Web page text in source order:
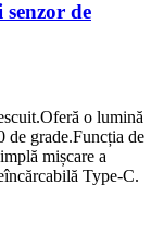
de
o lumină
de grade.Funcția de
mișcare a
Type-C.